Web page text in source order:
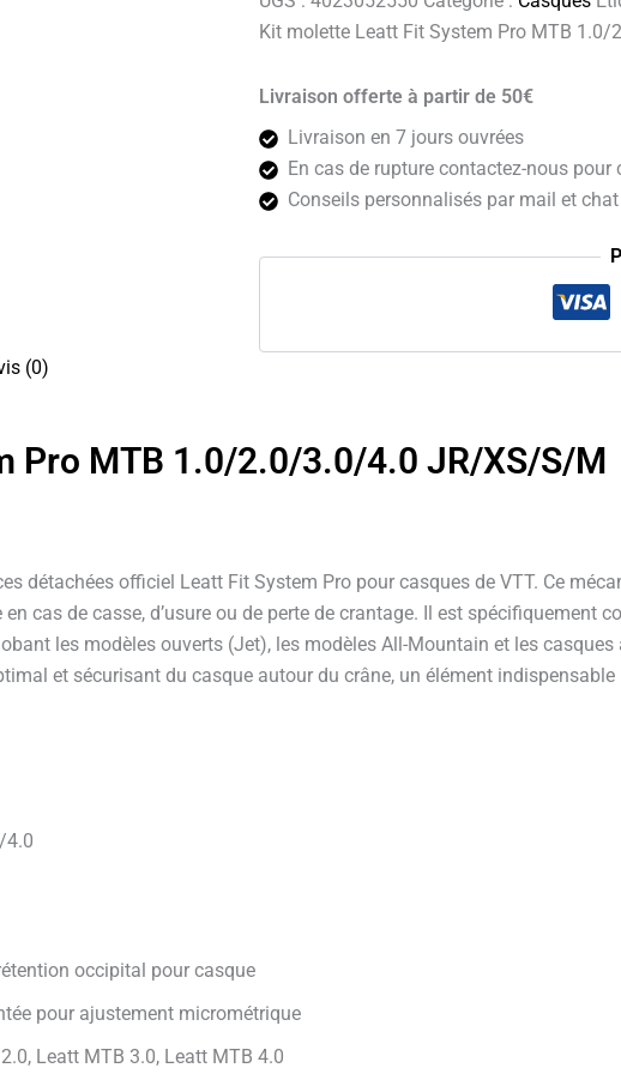
Kit molette Leatt Fit System Pro MTB
Livraison offerte à partir de 50€
Livraison en 7 jours ouvrées
En cas de rupture contactez-nous pour
Conseils personnalisés par mail et
(0)
Pro MTB 1.0/2.0/3.0/4.0 JR/XS/S/M
détachées officiel Leatt Fit System Pro pour casques de VTT. Ce
cas de casse, d’usure ou de perte de crantage. Il est
les modèles ouverts (Jet), les modèles All-Mountain et les
et sécurisant du casque autour du crâne, un élément
4.0
occipital pour casque
pour ajustement micrométrique
Leatt MTB 3.0, Leatt MTB 4.0